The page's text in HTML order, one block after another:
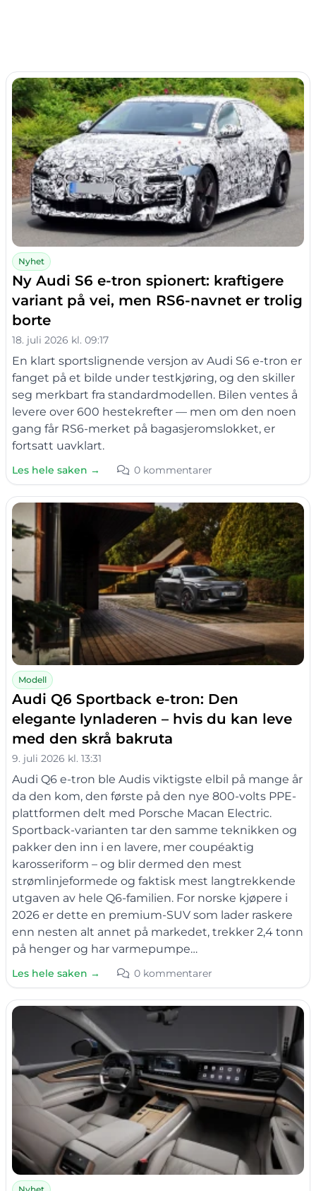
Nyhet
Ny Audi S6 e-tron spionert: kraftigere
variant på vei, men RS6-navnet er trolig
borte
18. juli 2026 kl. 09:17
En klart sportslignende versjon av Audi S6 e-tron er
fanget på et bilde under testkjøring, og den skiller
seg merkbart fra standardmodellen. Bilen ventes å
levere over 600 hestekrefter — men om den noen
gang får RS6-merket på bagasjeromslokket, er
fortsatt uavklart.
Les hele saken → 0 kommentarer
Modell
Audi Q6 Sportback e-tron: Den
elegante lynladeren – hvis du kan leve
med den skrå bakruta
9. juli 2026 kl. 13:31
Audi Q6 e-tron ble Audis viktigste elbil på mange år
da den kom, den første på den nye 800-volts PPE-
plattformen delt med Porsche Macan Electric.
Sportback-varianten tar den samme teknikken og
pakker den inn i en lavere, mer coupéaktig
karosseriform – og blir dermed den mest
strømlinjeformede og faktisk mest langtrekkende
utgaven av hele Q6-familien. For norske kjøpere i
2026 er dette en premium-SUV som lader raskere
enn nesten alt annet på markedet, trekker 2,4 tonn
på henger og har varmepumpe…
Les hele saken → 0 kommentarer